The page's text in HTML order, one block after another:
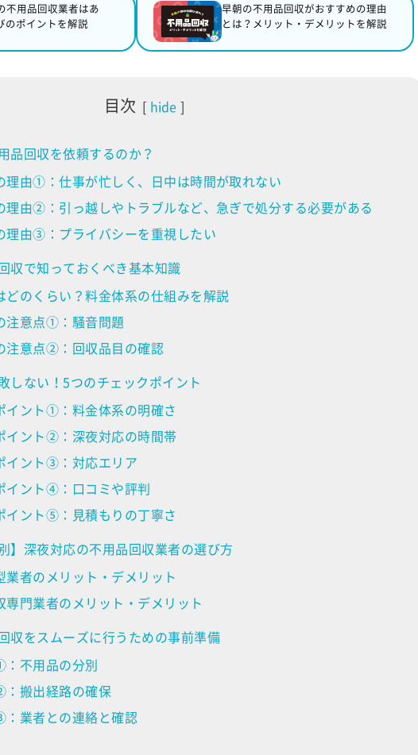
不用品回収業者はあ
のポイントを解説
早朝の不用品回収がおすすめの理由
とは？メリット・デメリットを解説
目次 hide
品回収を依頼するのか？
理由①：仕事が忙しく、日中は時間が取れない
理由②：引っ越しやトラブルなど、急ぎで処分する必要がある
理由③：プライバシーを重視したい
収で知っておくべき基本知識
どのくらい？料金体系の仕組みを解説
注意点①：騒音問題
注意点②：回収品目の確認
しない！5つのチェックポイント
イント①：料金体系の明確さ
イント②：深夜対応の時間帯
イント③：対応エリア
イント④：口コミや評判
イント⑤：見積もりの丁寧さ
】深夜対応の不用品回収業者の選び方
業者のメリット・デメリット
専門業者のメリット・デメリット
収をスムーズに行うための事前準備
不用品の分別
搬出経路の確保
業者との連絡と確認